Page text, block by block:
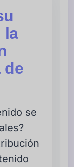
la
de
se